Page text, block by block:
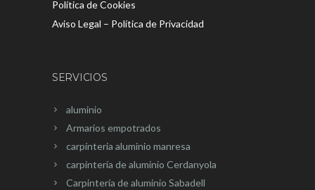
Política de Cookies
Aviso Legal – Política de Privacidad
SERVICIOS
aluminio
Armarios empotrados
carpínteria aluminio manresa
carpintería de aluminio Cerdanyola
Carpintería de aluminio Sabadell